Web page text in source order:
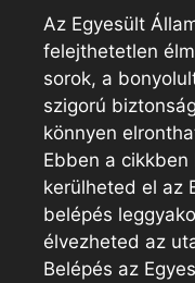
Az Egyesült
felejthetetlen
sorok, a
szigorú
könnyen
Ebben a
kerülheted el az
belépés
élvezheted az
Belépés az